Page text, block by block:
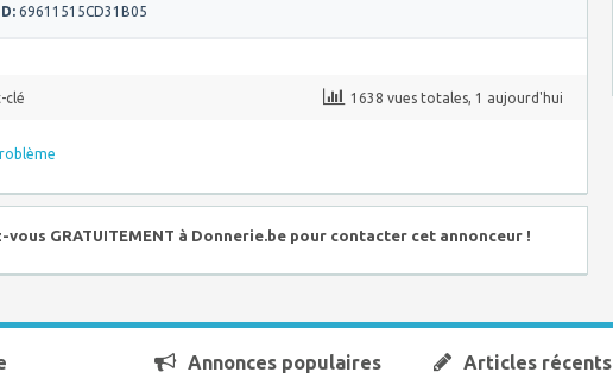
69611515CD31B05
clé 1638 vues totales, 1 aujourd'hui
vous GRATUITEMENT à Donnerie.be pour contacter cet annonceur !
Annonces populaires Articles récents